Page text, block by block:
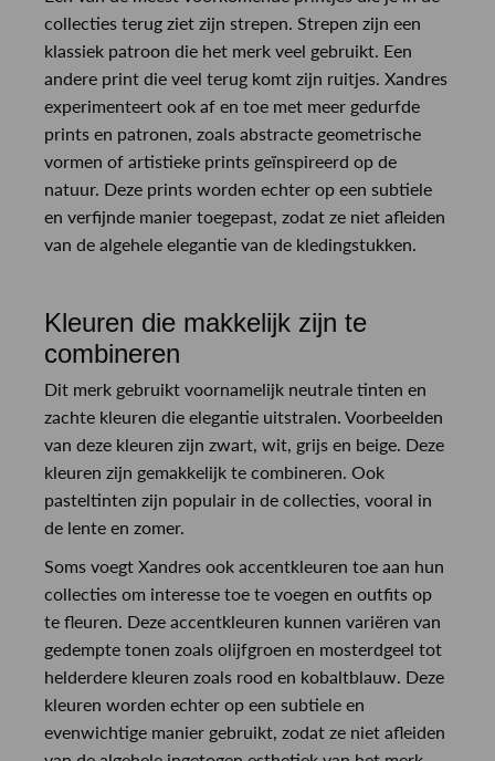
collecties terug ziet zijn strepen. Strepen zijn een
klassiek patroon die het merk veel gebruikt. Een
andere print die veel terug komt zijn ruitjes. Xandres
experimenteert ook af en toe met meer gedurfde
prints en patronen, zoals abstracte geometrische
vormen of artistieke prints geïnspireerd op de
natuur. Deze prints worden echter op een subtiele
en verfijnde manier toegepast, zodat ze niet afleiden
van de algehele elegantie van de kledingstukken.
Kleuren die makkelijk zijn te
combineren
Dit merk gebruikt voornamelijk neutrale tinten en
zachte kleuren die elegantie uitstralen. Voorbeelden
van deze kleuren zijn zwart, wit, grijs en beige. Deze
kleuren zijn gemakkelijk te combineren. Ook
pasteltinten zijn populair in de collecties, vooral in
de lente en zomer.
Soms voegt Xandres ook accentkleuren toe aan hun
collecties om interesse toe te voegen en outfits op
te fleuren. Deze accentkleuren kunnen variëren van
gedempte tonen zoals olijfgroen en mosterdgeel tot
helderdere kleuren zoals rood en kobaltblauw. Deze
kleuren worden echter op een subtiele en
evenwichtige manier gebruikt, zodat ze niet afleiden